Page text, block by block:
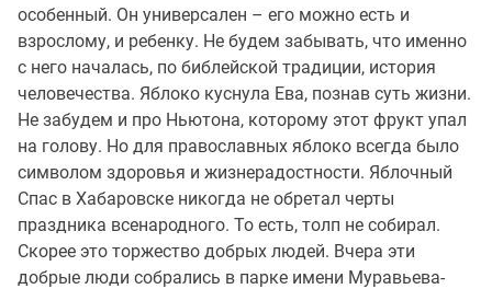
особенный. Он универсален – его можно есть и
взрослому, и ребенку. Не будем забывать, что именно
с него началась, по библейской традиции, история
человечества. Яблоко куснула Ева, познав суть жизни.
Не забудем и про Ньютона, которому этот фрукт упал
на голову. Но для православных яблоко всегда было
символом здоровья и жизнерадостности. Яблочный
Спас в Хабаровске никогда не обретал черты
праздника всенародного. То есть, толп не собирал.
Скорее это торжество добрых людей. Вчера эти
добрые люди собрались в парке имени Муравьева-